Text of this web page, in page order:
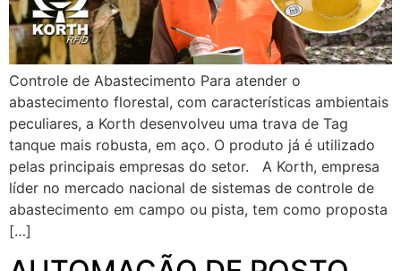
Controle de Abastecimento Para atender o
abastecimento florestal, com características ambientais
peculiares, a Korth desenvolveu uma trava de Tag
tanque mais robusta, em aço. O produto já é utilizado
pelas principais empresas do setor. A Korth, empresa
líder no mercado nacional de sistemas de controle de
abastecimento em campo ou pista, tem como proposta
[…]